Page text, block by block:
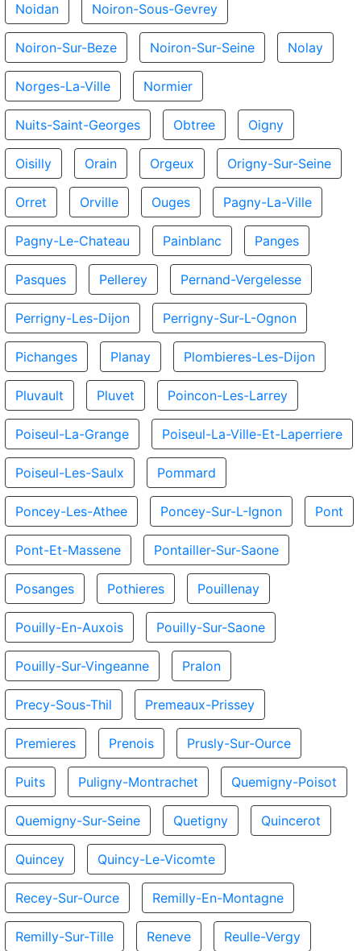
Noidan Noiron-Sous-Gevrey
Noiron-Sur-Beze Noiron-Sur-Seine Nolay
Norges-La-Ville Normier
Nuits-Saint-Georges Obtree Oigny
Oisilly Orain Orgeux Origny-Sur-Seine
Orret Orville Ouges Pagny-La-Ville
Pagny-Le-Chateau Painblanc Panges
Pasques Pellerey Pernand-Vergelesse
Perrigny-Les-Dijon Perrigny-Sur-L-Ognon
Pichanges Planay Plombieres-Les-Dijon
Pluvault Pluvet Poincon-Les-Larrey
Poiseul-La-Grange Poiseul-La-Ville-Et-Laperriere
Poiseul-Les-Saulx Pommard
Poncey-Les-Athee Poncey-Sur-L-Ignon Pont
Pont-Et-Massene Pontailler-Sur-Saone
Posanges Pothieres Pouillenay
Pouilly-En-Auxois Pouilly-Sur-Saone
Pouilly-Sur-Vingeanne Pralon
Precy-Sous-Thil Premeaux-Prissey
Premieres Prenois Prusly-Sur-Ource
Puits Puligny-Montrachet Quemigny-Poisot
Quemigny-Sur-Seine Quetigny Quincerot
Quincey Quincy-Le-Vicomte
Recey-Sur-Ource Remilly-En-Montagne
Remilly-Sur-Tille Reneve Reulle-Vergy